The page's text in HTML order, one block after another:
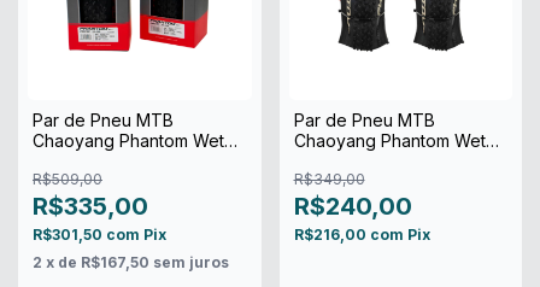
Par de Pneu MTB
Chaoyang Phantom Wet
R$509,00
R$335,00
R$301,50 com Pix
2 x de R$167,50 sem juros
Par de Pneu MTB
Chaoyang Phantom Wet
R$349,00
R$240,00
R$216,00 com Pix